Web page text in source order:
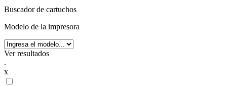
Buscador de cartuchos
Modelo de la impresora
Ver resultados
.
x